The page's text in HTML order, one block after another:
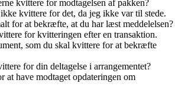
kvittere for modtagelsen af pakken?
kvittere for det, da jeg ikke var til stede.
for at bekræfte, at du har læst meddelelsen?
for kvitteringen efter en transaktion.
som du skal kvittere for at bekræfte
for din deltagelse i arrangementet?
at have modtaget opdateringen om